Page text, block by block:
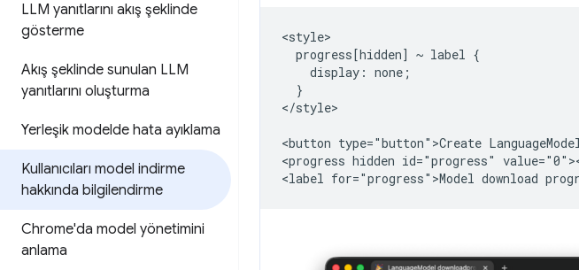
LLM yanıtlarını akış şeklinde
gösterme
Akış şeklinde sunulan LLM
yanıtlarını oluşturma
Yerleşik modelde hata ayıklama
Kullanıcıları model indirme
hakkında bilgilendirme
Chrome'da model yönetimini
anlama
<style>
  progress[hidden] ~ label {
    display: none;
  }
</style>
<button type="button">Create
<progress hidden id="progress"